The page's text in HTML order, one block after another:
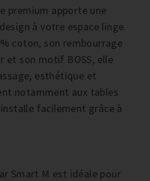
premium apporte une
à votre espace linge.
coton, son rembourrage
et son motif BOSS, elle
esthétique et
notamment aux tables
facilement grâce à
Smart M est idéale pour